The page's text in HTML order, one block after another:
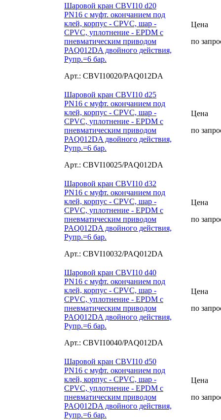
Шаровой кран CBVI10 d20
PN16 с муфт. окончанием под
клей, корпус - CPVC, шар -
CPVC, уплотнение - EPDM с
пневматическим приводом
PAQ012DA двойного действия,
Рупр.=6 бар.
Арт.: CBVI10020/PAQ012DA
Цена
по
Шаровой кран CBVI10 d25
PN16 с муфт. окончанием под
клей, корпус - CPVC, шар -
CPVC, уплотнение - EPDM с
пневматическим приводом
PAQ012DA двойного действия,
Рупр.=6 бар.
Арт.: CBVI10025/PAQ012DA
Цена
по
Шаровой кран CBVI10 d32
PN16 с муфт. окончанием под
клей, корпус - CPVC, шар -
CPVC, уплотнение - EPDM с
пневматическим приводом
PAQ012DA двойного действия,
Рупр.=6 бар.
Арт.: CBVI10032/PAQ012DA
Цена
по
Шаровой кран CBVI10 d40
PN16 с муфт. окончанием под
клей, корпус - CPVC, шар -
CPVC, уплотнение - EPDM с
пневматическим приводом
PAQ012DA двойного действия,
Рупр.=6 бар.
Арт.: CBVI10040/PAQ012DA
Цена
по
Шаровой кран CBVI10 d50
PN16 с муфт. окончанием под
клей, корпус - CPVC, шар -
CPVC, уплотнение - EPDM с
пневматическим приводом
PAQ012DA двойного действия,
Рупр.=6 бар.
Цена
по